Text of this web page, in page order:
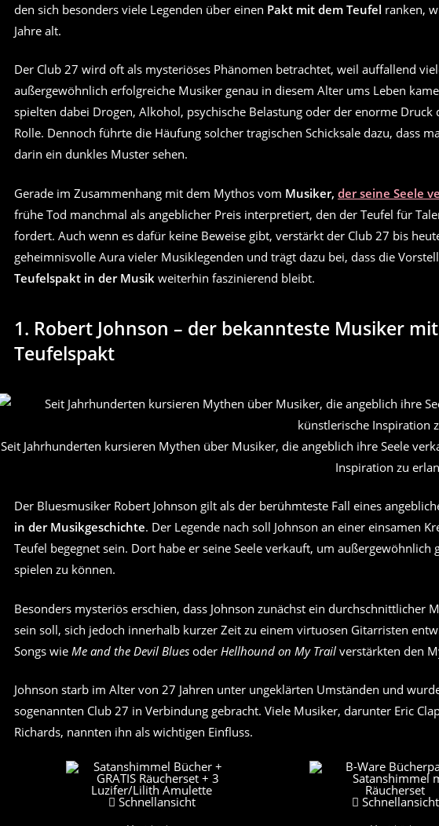
den sich besonders viele Legenden über einen Pakt mit dem Teufel ranken,
Jahre alt.
Der Club 27 wird oft als mysteriöses Phänomen betrachtet, weil auffallend
außergewöhnlich erfolgreiche Musiker genau in diesem Alter ums Leben
spielten dabei Drogen, Alkohol, psychische Belastung oder der enorme Druck
Rolle. Dennoch führte die Häufung solcher tragischen Schicksale dazu, dass
darin ein dunkles Muster sehen.
Gerade im Zusammenhang mit dem Mythos vom Musiker, der seine Seele
frühe Tod manchmal als angeblicher Preis interpretiert, den der Teufel für
fordert. Auch wenn es dafür keine Beweise gibt, verstärkt der Club 27 bis
geheimnisvolle Aura vieler Musiklegenden und trägt dazu bei, dass die
Teufelspakt in der Musik weiterhin faszinierend bleibt.
1. Robert Johnson – der bekannteste Musiker mit
Teufelspakt
Seit Jahrhunderten kursieren Mythen über Musiker, die angeblich ihre Seele
Inspiration zu
Der Bluesmusiker Robert Johnson gilt als der berühmteste Fall eines
in der Musikgeschichte. Der Legende nach soll Johnson an einer einsamen
Teufel begegnet sein. Dort habe er seine Seele verkauft, um außergewöhnlich
spielen zu können.
Besonders mysteriös erschien, dass Johnson zunächst ein durchschnittlicher
sein soll, sich jedoch innerhalb kurzer Zeit zu einem virtuosen Gitarristen
Songs wie Me and the Devil Blues oder Hellhound on My Trail verstärkten den
Johnson starb im Alter von 27 Jahren unter ungeklärten Umständen und
sogenannten Club 27 in Verbindung gebracht. Viele Musiker, darunter Eric
Richards, nannten ihn als wichtigen Einfluss.
Schnellansicht Schnellansicht